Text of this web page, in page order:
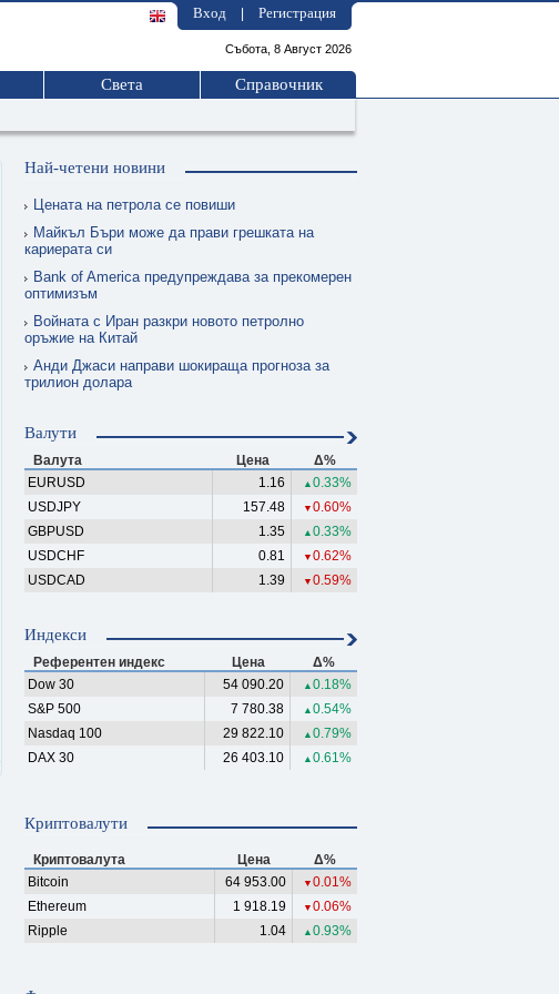
Вход Регистрация
Събота, 8 Август 2026
Света Справочник
Най-четени новини
Цената на петрола се повиши
Майкъл Бъри може да прави грешката на
кариерата си
Bank of America предупреждава за прекомерен
оптимизъм
Войната с Иран разкри новото петролно
оръжие на Китай
Анди Джаси направи шокираща прогноза за
трилион долара
Валути
Валута Цена
Δ%
EURUSD
1.16 ▲ 0.33%
USDJPY
157.48 ▼ 0.60%
GBPUSD
1.35 ▲ 0.33%
USDCHF
0.81 ▼ 0.62%
USDCAD
1.39 ▼ 0.59%
Индекси
Референтен индекс Цена
Δ%
Dow 30
54 090.20 ▲ 0.18%
S&P 500
7 780.38 ▲ 0.54%
Nasdaq 100
29 822.10 ▲ 0.79%
DAX 30
26 403.10 ▲ 0.61%
Криптовалути
Криптовалута Цена
Δ%
Bitcoin
64 953.00 ▼ 0.01%
Ethereum
1 918.19 ▼ 0.06%
Ripple
1.04 ▲ 0.93%